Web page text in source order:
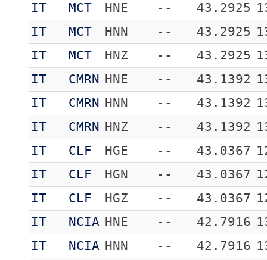
IT
MCT HNE -- 43.2925
IT
MCT HNN -- 43.2925
IT
MCT HNZ -- 43.2925
IT
CMRN HNE -- 43.1392
IT
CMRN HNN -- 43.1392
IT
CMRN HNZ -- 43.1392
IT
CLF HGE -- 43.0367
IT
CLF HGN -- 43.0367
IT
CLF HGZ -- 43.0367
IT
NCIA HNE -- 42.7916
IT
NCIA HNN -- 42.7916